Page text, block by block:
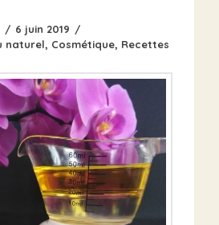
6 juin 2019
naturel, Cosmétique, Recettes